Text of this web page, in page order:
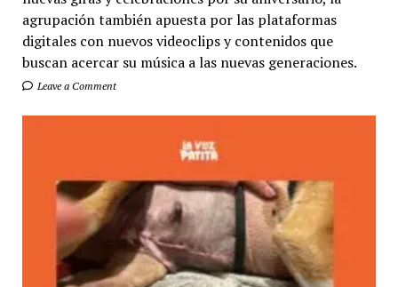
agrupación también apuesta por las plataformas
digitales con nuevos videoclips y contenidos que
buscan acercar su música a las nuevas generaciones.
Leave a Comment